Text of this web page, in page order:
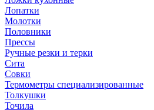
Лопатки
Молотки
Половники
Прессы
Ручные резки и терки
Сита
Совки
Термометры специализированные
Толкушки
Точила